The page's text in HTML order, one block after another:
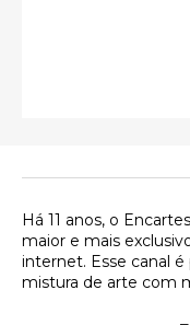
DVD MIDINHO
Francierton
Há 11 anos, o
maior e mais
internet. Esse canal
mistura de arte com